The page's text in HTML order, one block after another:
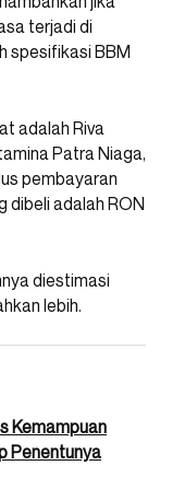
terjadi di
spesifikasi BBM
adalah Riva
Patra Niaga,
pembayaran
dibeli adalah RON
diestimasi
lebih.
Kemampuan
Penentunya